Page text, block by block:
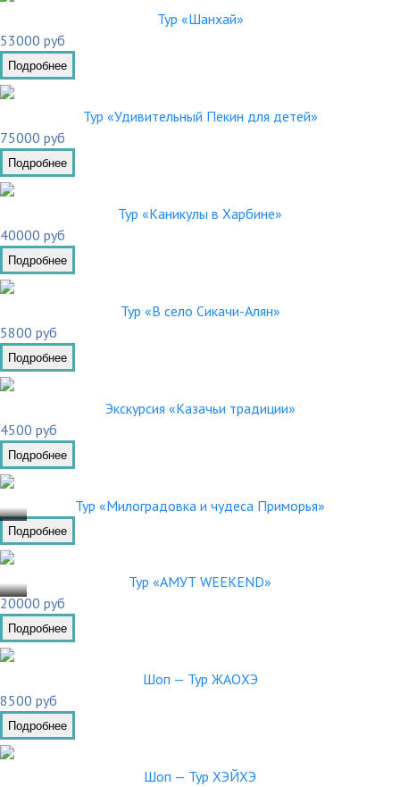
Тур «Шанхай»
53000 руб
Подробнее
Тур «Удивительный Пекин для детей»
75000 руб
Подробнее
Тур «Каникулы в Харбине»
40000 руб
Подробнее
Тур «В село Сикачи-Алян»
5800 руб
Подробнее
Экскурсия «Казачьи традиции»
4500 руб
Подробнее
Тур «Милоградовка и чудеса Приморья»
Подробнее
Тур «АМУТ WEEKEND»
20000 руб
Подробнее
Шоп — Тур ЖАОХЭ
8500 руб
Подробнее
Шоп — Тур ХЭЙХЭ